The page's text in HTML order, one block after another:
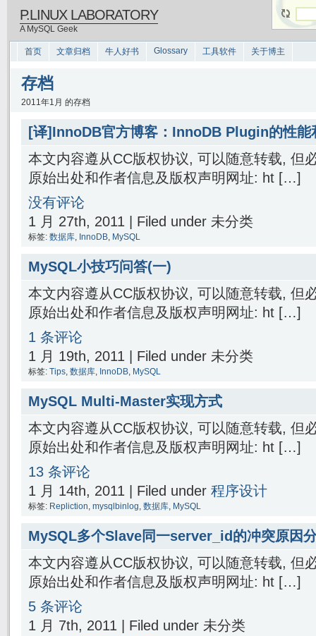
P.LINUX LABORATORY
A MySQL Geek
首页 文章归档 牛人好书 Glossary 工具软件 关于博主
存档
2011年1月 的存档
[译]InnoDB官方博客：InnoDB Plugin的性能
本文内容遵从CC版权协议, 可以随意转载, 但
原始出处和作者信息及版权声明网址: ht […]
没有评论
1 月 27th, 2011 | Filed under 未分类
标签: 数据库, InnoDB, MySQL
MySQL小技巧问答(一)
本文内容遵从CC版权协议, 可以随意转载, 但
原始出处和作者信息及版权声明网址: ht […]
1 条评论
1 月 19th, 2011 | Filed under 未分类
标签: Tips, 数据库, InnoDB, MySQL
MySQL Multi-Master实现方式
本文内容遵从CC版权协议, 可以随意转载, 但
原始出处和作者信息及版权声明网址: ht […]
13 条评论
1 月 14th, 2011 | Filed under 程序设计
标签: Repliction, mysqlbinlog, 数据库, MySQL
MySQL多个Slave同一server_id的冲突原因
本文内容遵从CC版权协议, 可以随意转载, 但
原始出处和作者信息及版权声明网址: ht […]
5 条评论
1 月 7th, 2011 | Filed under 未分类